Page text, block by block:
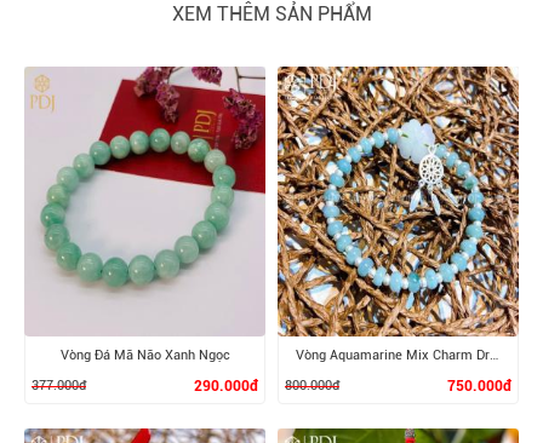
XEM THÊM SẢN PHẨM
Vòng Đá Mã Não Xanh Ngọc
377.000đ
290.000đ
Vòng Aquamarine Mix Charm Dreamcatcher Bạc
800.000đ
750.000đ